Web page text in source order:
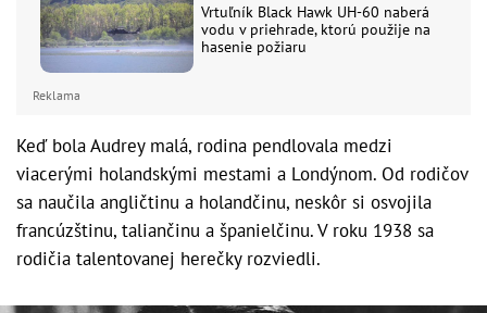
Vrtuľník Black Hawk UH-60 naberá
vodu v priehrade, ktorú použije na
hasenie požiaru
Reklama
Keď bola Audrey malá, rodina pendlovala medzi
viacerými holandskými mestami a Londýnom. Od rodičov
sa naučila angličtinu a holandčinu, neskôr si osvojila
francúzštinu, taliančinu a španielčinu. V roku 1938 sa
rodičia talentovanej herečky rozviedli.